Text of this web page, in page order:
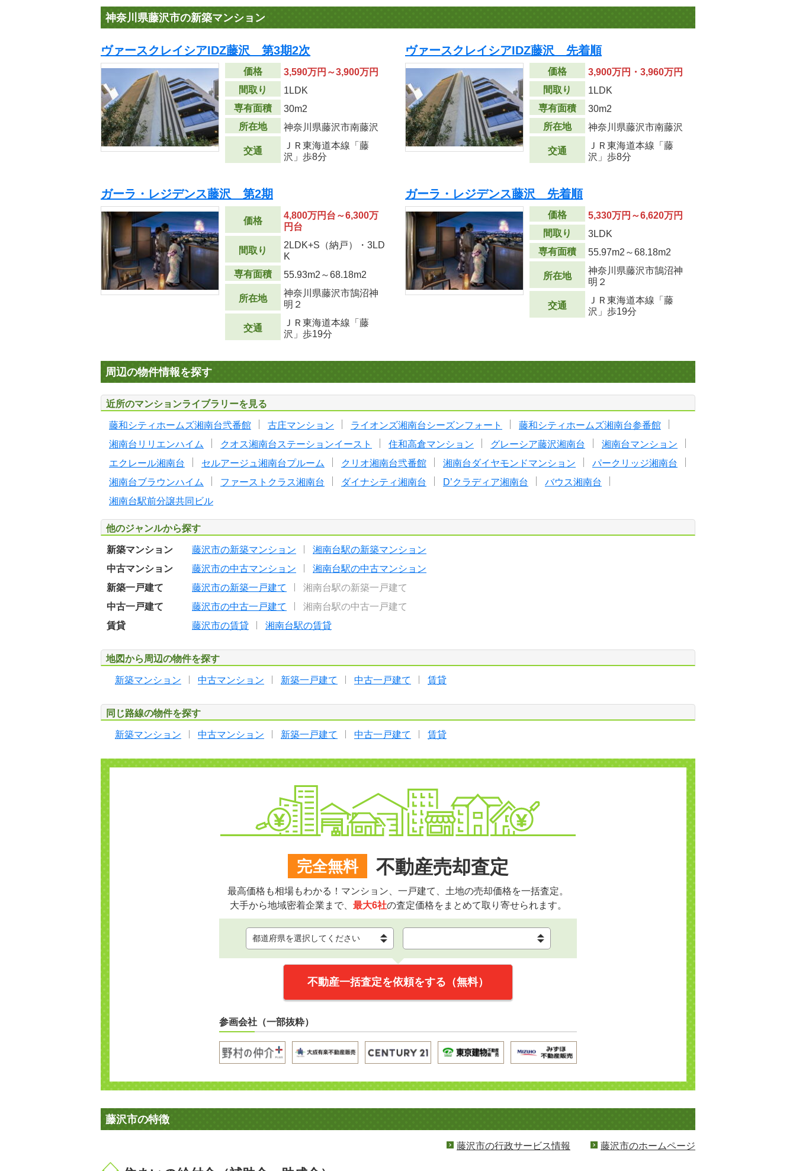
神奈川県藤沢市の新築マンション
ヴァースクレイシアIDZ藤沢 第3期2次
価格
3,590万円～3,900万円
間取り
1LDK
専有面積
30m2
所在地
神奈川県藤沢市南藤沢
交通
ＪＲ東海道本線「藤
沢」歩8分
ヴァースクレイシアIDZ藤沢 先着順
価格
3,900万円・3,960万円
間取り
1LDK
専有面積
30m2
所在地
神奈川県藤沢市南藤沢
交通
ＪＲ東海道本線「藤
沢」歩8分
ガーラ・レジデンス藤沢 第2期
価格
4,800万円台～6,300万
円台
間取り
2LDK+S（納戸）・3LD
K
専有面積
55.93m2 ～68.18m2
所在地
神奈川県藤沢市鵠沼神
明２
交通
ＪＲ東海道本線「藤
沢」歩19分
ガーラ・レジデンス藤沢 先着順
価格
5,330万円～6,620万円
間取り
3LDK
専有面積
55.97m2 ～68.18m2
所在地
神奈川県藤沢市鵠沼神
明２
交通
ＪＲ東海道本線「藤
沢」歩19分
周辺の物件情報を探す
近所のマンションライブラリーを見る
藤和シティホームズ湘南台弐番館 古庄マンション ライオンズ湘南台シーズンフォート
藤和シティホームズ湘南台参番館
湘南台リリエンハイム
クオス湘南台ステーションイースト 住和高倉マンション グレーシア藤沢湘南台
湘南台マンション
エクレール湘南台
セルアージュ湘南台プルーム クリオ湘南台弐番館 湘南台ダイヤモンドマンション
パークリッジ湘南台
湘南台ブラウンハイム
ファーストクラス湘南台 ダイナシティ湘南台 D’クラディア湘南台
バウス湘南台
湘南台駅前分譲共同ビル
他のジャンルから探す
新築マンション 藤沢市の新築マンション
湘南台駅の新築マンション
中古マンション
藤沢市の中古マンション
湘南台駅の中古マンション
新築一戸建て
藤沢市の新築一戸建て
湘南台駅の新築一戸建て
中古一戸建て
藤沢市の中古一戸建て
湘南台駅の中古一戸建て
賃貸
藤沢市の賃貸 湘南台駅の賃貸
地図から周辺の物件を探す
新築マンション 中古マンション 新築一戸建て 中古一戸建て 賃貸
同じ路線の物件を探す
新築マンション 中古マンション 新築一戸建て 中古一戸建て 賃貸
完全無料 不動産売却査定
最高価格も相場もわかる！マンション、一戸建て、土地の売却価格を一括査定。
大手から地域密着企業まで、 最大6社の査定価格をまとめて取り寄せられます。
不動産一括査定を依頼をする（無料）
参画会社（一部抜粋）
藤沢市の特徴
藤沢市の行政サービス情報 藤沢市のホームページ